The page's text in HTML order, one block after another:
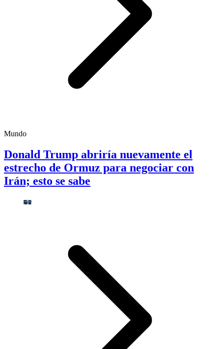
Mundo
Donald Trump abriría nuevamente el
estrecho de Ormuz para negociar con
Irán; esto se sabe